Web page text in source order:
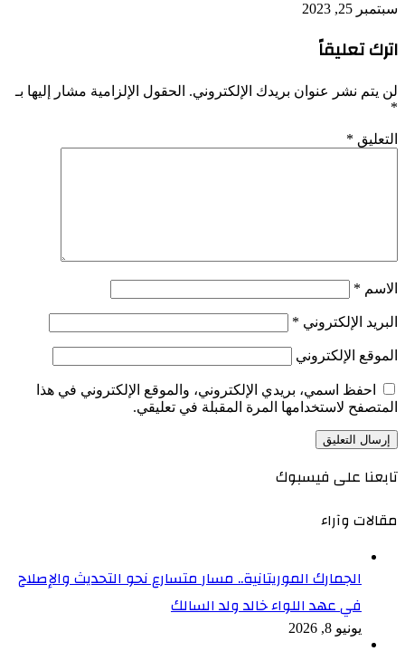
سبتمبر 25, 2023
اترك تعليقاً
لن يتم نشر عنوان بريدك الإلكتروني. الحقول الإلزامية مشار إليها بـ
*
التعليق *
الاسم *
البريد الإلكتروني *
الموقع الإلكتروني
احفظ اسمي، بريدي الإلكتروني، والموقع الإلكتروني في هذا
المتصفح لاستخدامها المرة المقبلة في تعليقي.
تابعنا على فيسبوك
مقالات وآراء
الجمارك الموريتانية.. مسار متسارع نحو التحديث والإصلاح
في عهد اللواء خالد ولد السالك
يونيو 8, 2026